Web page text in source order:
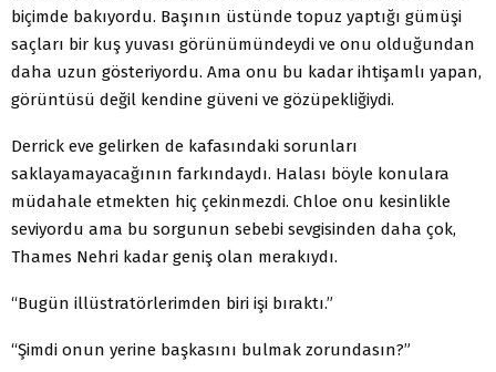
biçimde bakıyordu. Başının üstünde topuz yaptığı gümüşi
saçları bir kuş yuvası görünümündeydi ve onu olduğundan
daha uzun gösteriyordu. Ama onu bu kadar ihtişamlı yapan,
görüntüsü değil kendine güveni ve gözüpekliğiydi.
Derrick eve gelirken de kafasındaki sorunları
saklayamayacağının farkındaydı. Halası böyle konulara
müdahale etmekten hiç çekinmezdi. Chloe onu kesinlikle
seviyordu ama bu sorgunun sebebi sevgisinden daha çok,
Thames Nehri kadar geniş olan merakıydı.
“Bugün illüstratörlerimden biri işi bıraktı.”
“Şimdi onun yerine başkasını bulmak zorundasın?”